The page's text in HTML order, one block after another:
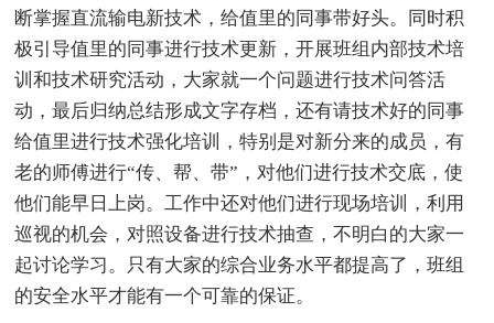
断掌握直流输电新技术，给值里的同事带好头。同时积
极引导值里的同事进行技术更新，开展班组内部技术培
训和技术研究活动，大家就一个问题进行技术问答活
动，最后归纳总结形成文字存档，还有请技术好的同事
给值里进行技术强化培训，特别是对新分来的成员，有
老的师傅进行“传、帮、带”，对他们进行技术交底，使
他们能早日上岗。工作中还对他们进行现场培训，利用
巡视的机会，对照设备进行技术抽查，不明白的大家一
起讨论学习。只有大家的综合业务水平都提高了，班组
的安全水平才能有一个可靠的保证。